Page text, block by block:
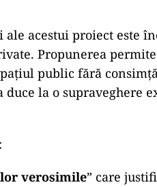
acestui proiect este
Propunerea
public fără
la o supraveghere
:
verosimile” care